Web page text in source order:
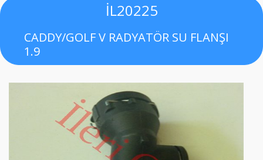
İL20225
CADDY/GOLF V RADYATÖR SU FLANŞI
1.9